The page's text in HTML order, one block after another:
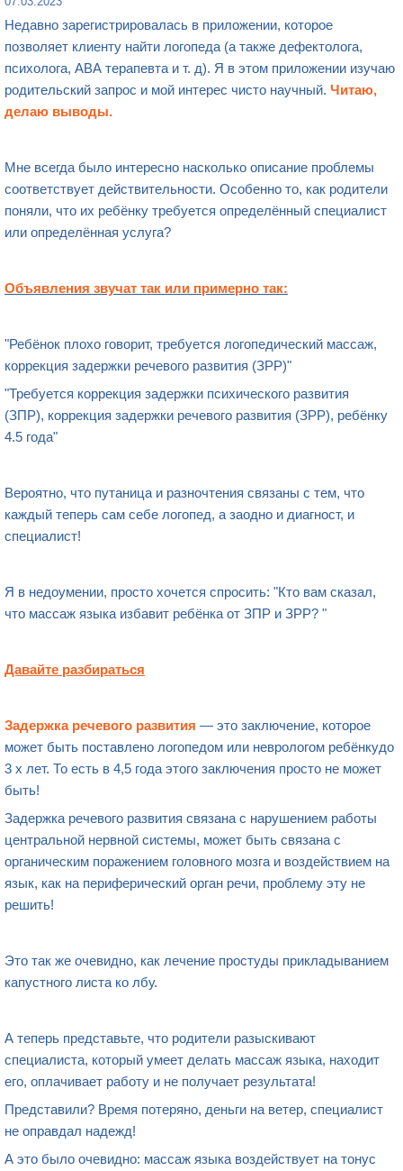
Недавно зарегистрировалась в приложении, которое
позволяет клиенту найти логопеда (а также дефектолога,
психолога, АВА терапевта и т. д). Я в этом приложении изучаю
родительский запрос и мой интерес чисто научный. Читаю,
делаю выводы.
Мне всегда было интересно насколько описание проблемы
соответствует действительности. Особенно то, как родители
поняли, что их ребёнку требуется определённый специалист
или определённая услуга?
Объявления звучат так или примерно так:
"Ребёнок плохо говорит, требуется логопедический массаж,
коррекция задержки речевого развития (ЗРР)"
"Требуется коррекция задержки психического развития
(ЗПР), коррекция задержки речевого развития (ЗРР), ребёнку
4.5 года"
Вероятно, что путаница и разночтения связаны с тем, что
каждый теперь сам себе логопед, а заодно и диагност, и
специалист!
Я в недоумении, просто хочется спросить: "Кто вам сказал,
что массаж языка избавит ребёнка от ЗПР и ЗРР? "
Давайте разбираться
Задержка речевого развития — это заключение, которое
может быть поставлено логопедом или неврологом ребёнкудо
3 х лет. То есть в 4,5 года этого заключения просто не может
быть!
Задержка речевого развития связана с нарушением работы
центральной нервной системы, может быть связана с
органическим поражением головного мозга и воздействием на
язык, как на периферический орган речи, проблему эту не
решить!
Это так же очевидно, как лечение простуды прикладыванием
капустного листа ко лбу.
А теперь представьте, что родители разыскивают
специалиста, который умеет делать массаж языка, находит
его, оплачивает работу и не получает результата!
Представили? Время потеряно, деньги на ветер, специалист
не оправдал надежд!
А это было очевидно: массаж языка воздействует на тонус